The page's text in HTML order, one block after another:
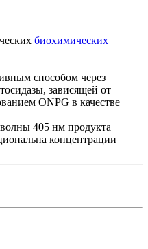
биохимических
способом через
зависящей от
ONPG в качестве
405 нм продукта
концентрации